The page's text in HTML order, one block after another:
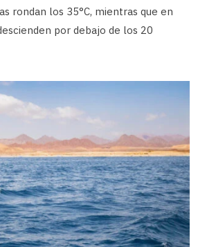
rondan los 35°C, mientras que en
por debajo de los 20